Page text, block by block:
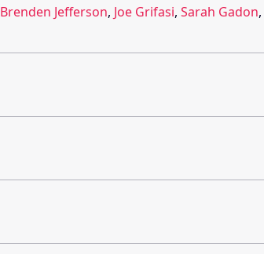
Brenden Jefferson, Joe Grifasi, Sarah Gadon,